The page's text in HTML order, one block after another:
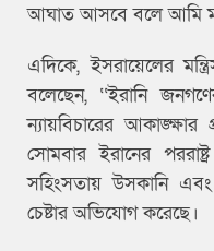
আঘাত আসবে বলে আমি
এদিকে, ইসরায়েলের
বলেছেন, ‘‘ইরানি
ন্যায়বিচারের
সোমবার ইরানের
সহিংসতায় উসকানি
চেষ্টার অভিযোগ করেছে।